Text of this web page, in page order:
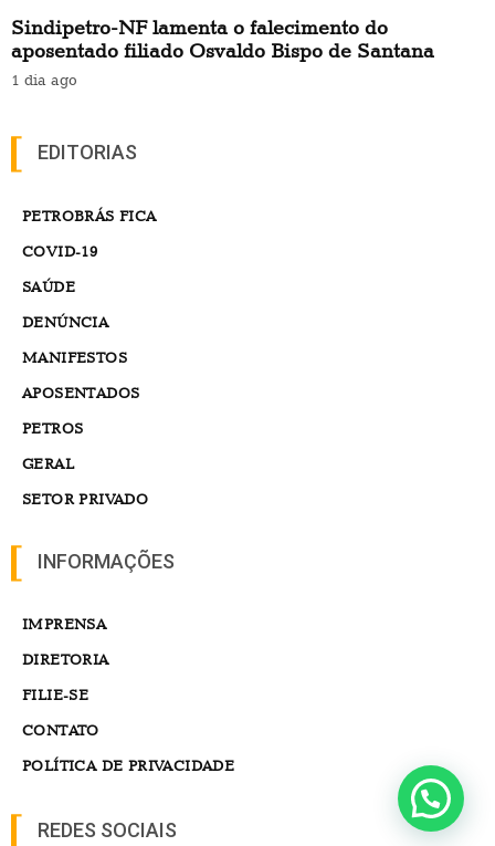
Sindipetro-NF lamenta o falecimento do
aposentado filiado Osvaldo Bispo de Santana
1 dia ago
EDITORIAS
PETROBRÁS FICA
COVID-19
SAÚDE
DENÚNCIA
MANIFESTOS
APOSENTADOS
PETROS
GERAL
SETOR PRIVADO
INFORMAÇÕES
IMPRENSA
DIRETORIA
FILIE-SE
CONTATO
POLÍTICA DE PRIVACIDADE
REDES SOCIAIS